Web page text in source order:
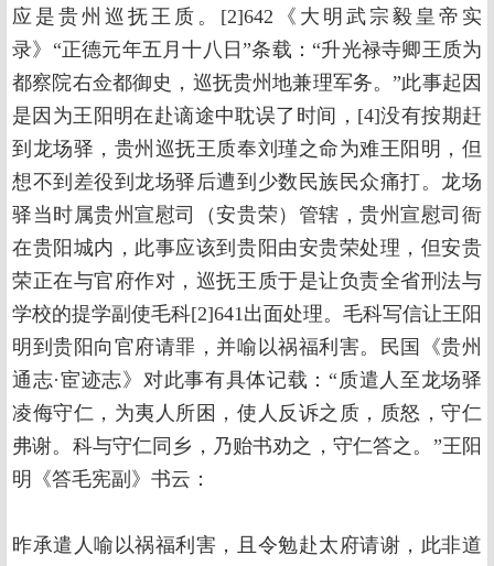
应是贵州巡抚王质。[2]642《大明武宗毅皇帝实
录》“正德元年五月十八日”条载：“升光禄寺卿王质为
都察院右佥都御史，巡抚贵州地兼理军务。”此事起因
是因为王阳明在赴谪途中耽误了时间，[4]没有按期赶
到龙场驿，贵州巡抚王质奉刘瑾之命为难王阳明，但
想不到差役到龙场驿后遭到少数民族民众痛打。龙场
驿当时属贵州宣慰司（安贵荣）管辖，贵州宣慰司衙
在贵阳城内，此事应该到贵阳由安贵荣处理，但安贵
荣正在与官府作对，巡抚王质于是让负责全省刑法与
学校的提学副使毛科[2]641出面处理。毛科写信让王阳
明到贵阳向官府请罪，并喻以祸福利害。民国《贵州
通志·宦迹志》对此事有具体记载：“质遣人至龙场驿
凌侮守仁，为夷人所困，使人反诉之质，质怒，守仁
弗谢。科与守仁同乡，乃贻书劝之，守仁答之。”王阳
明《答毛宪副》书云：
昨承遣人喻以祸福利害，且令勉赴太府请谢，此非道